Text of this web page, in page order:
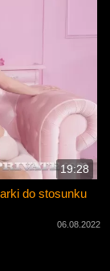
19:28
do stosunku
06.08.2022